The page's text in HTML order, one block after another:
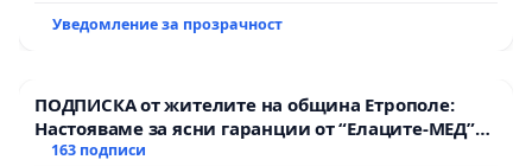
Уведомление за прозрачност
ПОДПИСКА от жителите на община Етрополе:
Настояваме за ясни гаранции от “Елаците-МЕД”
АД и от държавата, че ще се изпълнят всички
163 подписи